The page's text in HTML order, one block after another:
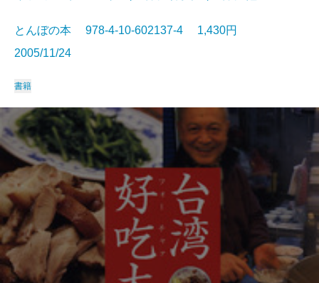
とんぼの本 978-4-10-602137-4 1,430円
2005/11/24
書籍